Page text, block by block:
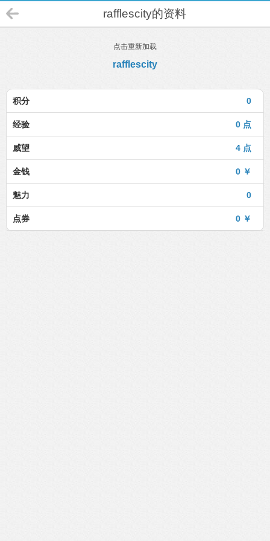
rafflescity的资料
点击重新加载
rafflescity
0
积分
0 点
经验
4 点
威望
0 ￥
金钱
0
魅力
0 ￥
点券